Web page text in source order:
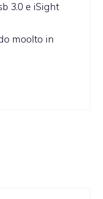
3.0 e iSight
moolto in